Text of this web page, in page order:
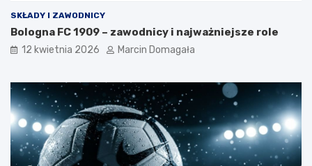
SKŁADY I ZAWODNICY
Bologna FC 1909 – zawodnicy i najważniejsze role
12 kwietnia 2026 Marcin Domagała